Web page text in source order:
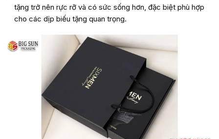
tặng trở nên rực rỡ và có sức sống hơn, đặc biệt phù hợp
cho các dịp biếu tặng quan trọng.